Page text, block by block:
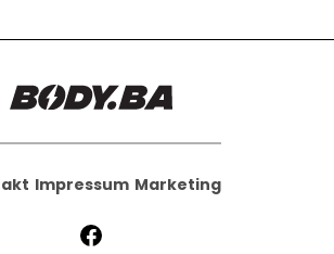
Impressum Marketing